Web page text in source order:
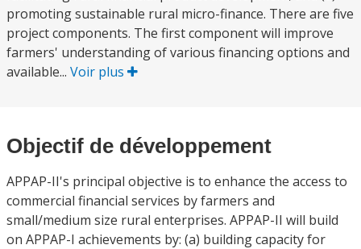
promoting sustainable rural micro-finance. There are five
project components. The first component will improve
farmers' understanding of various financing options and
available... Voir plus
Objectif de développement
APPAP-II's principal objective is to enhance the access to
commercial financial services by farmers and
small/medium size rural enterprises. APPAP-II will build
on APPAP-I achievements by: (a) building capacity for